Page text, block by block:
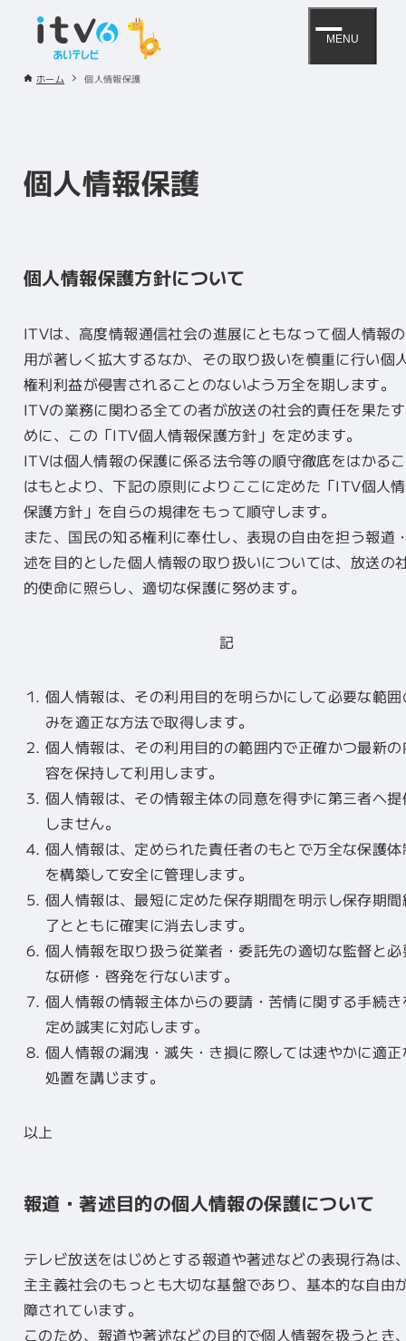
MENU
ホーム 個人情報保護
個人情報保護
個人情報保護方針について
ITVは、高度情報通信社会の進展にともなって個人情報
用が著しく拡大するなか、その取り扱いを慎重に行い個
権利利益が侵害されることのないよう万全を期します。
ITVの業務に関わる全ての者が放送の社会的責任を果た
めに、この「ITV個人情報保護方針」を定めます。
ITVは個人情報の保護に係る法令等の順守徹底をはかる
はもとより、下記の原則によりここに定めた「ITV個人
保護方針」を自らの規律をもって順守します。
また、国民の知る権利に奉仕し、表現の自由を担う報道
述を目的とした個人情報の取り扱いについては、放送の
的使命に照らし、適切な保護に努めます。
記
個人情報は、その利用目的を明らかにして必要な範囲
みを適正な方法で取得します。
個人情報は、その利用目的の範囲内で正確かつ最新の
容を保持して利用します。
個人情報は、その情報主体の同意を得ずに第三者へ提
しません。
個人情報は、定められた責任者のもとで万全な保護体
を構築して安全に管理します。
個人情報は、最短に定めた保存期間を明示し保存期間
了とともに確実に消去します。
個人情報を取り扱う従業者・委託先の適切な監督と必
な研修・啓発を行ないます。
個人情報の情報主体からの要請・苦情に関する手続き
定め誠実に対応します。
個人情報の漏洩・滅失・き損に際しては速やかに適正
処置を講じます。
以上
報道・著述目的の個人情報の保護について
テレビ放送をはじめとする報道や著述などの表現行為は
主主義社会のもっとも大切な基盤であり、基本的な自由
障されています。
このため、報道や著述などの目的で個人情報を扱うとき